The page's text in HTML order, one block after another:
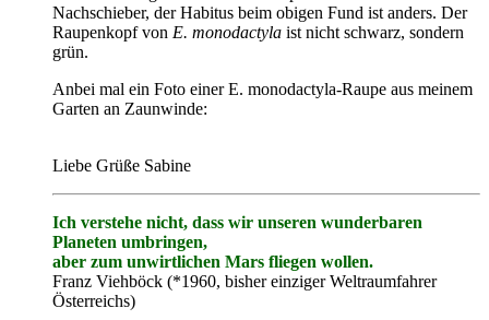
Nachschieber, der Habitus beim obigen Fund ist anders. Der
Raupenkopf von E. monodactyla ist nicht schwarz, sondern
grün.
Anbei mal ein Foto einer E. monodactyla-Raupe aus meinem
Garten an Zaunwinde:
Liebe Grüße Sabine
Ich verstehe nicht, dass wir unseren wunderbaren
Planeten umbringen,
aber zum unwirtlichen Mars fliegen wollen.
Franz Viehböck (*1960, bisher einziger Weltraumfahrer
Österreichs)